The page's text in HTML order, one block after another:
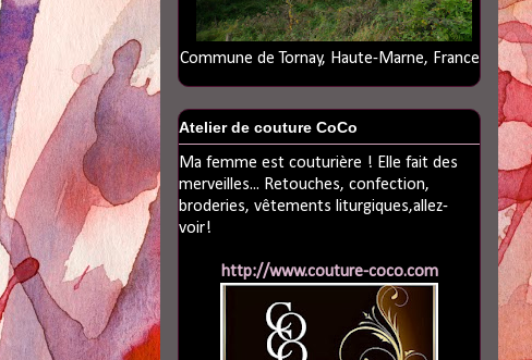
Commune de Tornay, Haute-Marne, France
Atelier de couture CoCo
Ma femme est couturière ! Elle fait des
merveilles... Retouches, confection,
broderies, vêtements liturgiques,allez-
voir!
http://www.couture-coco.com